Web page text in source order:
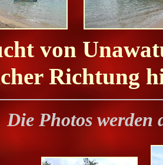
von
Richtung
Die Photos